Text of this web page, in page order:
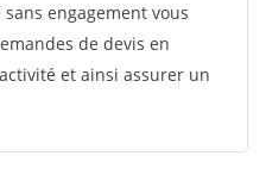
engagement vous
de devis en
et ainsi assurer un